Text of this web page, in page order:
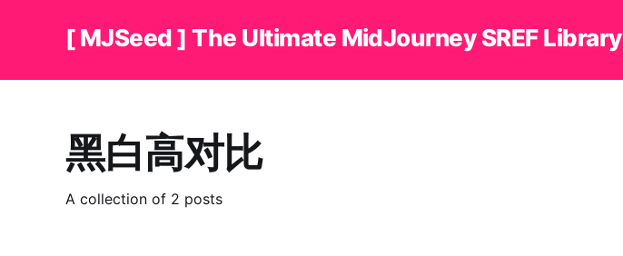
[ MJSeed ] The Ultimate MidJourney SREF Library
黑白高对比
A collection of 2 posts